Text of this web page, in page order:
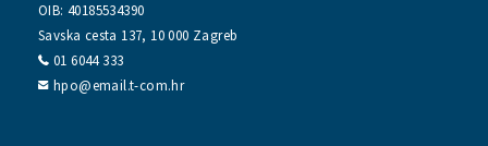
OIB: 40185534390
Savska cesta 137, 10 000 Zagreb
01 6044 333
hpo@email.t-com.hr